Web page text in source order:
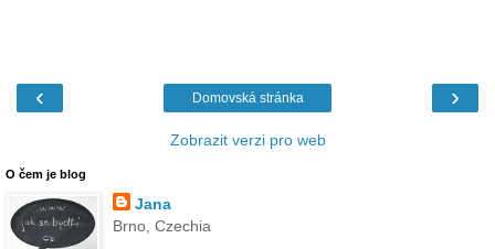
‹ ›
Domovská stránka
Zobrazit verzi pro web
O čem je blog
Jana
Brno, Czechia